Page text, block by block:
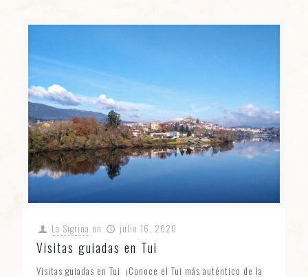
La Sigrina on julio 16, 2020
Visitas guiadas en Tui
Visitas guiadas en Tui ¡Conoce el Tui más auténtico de la